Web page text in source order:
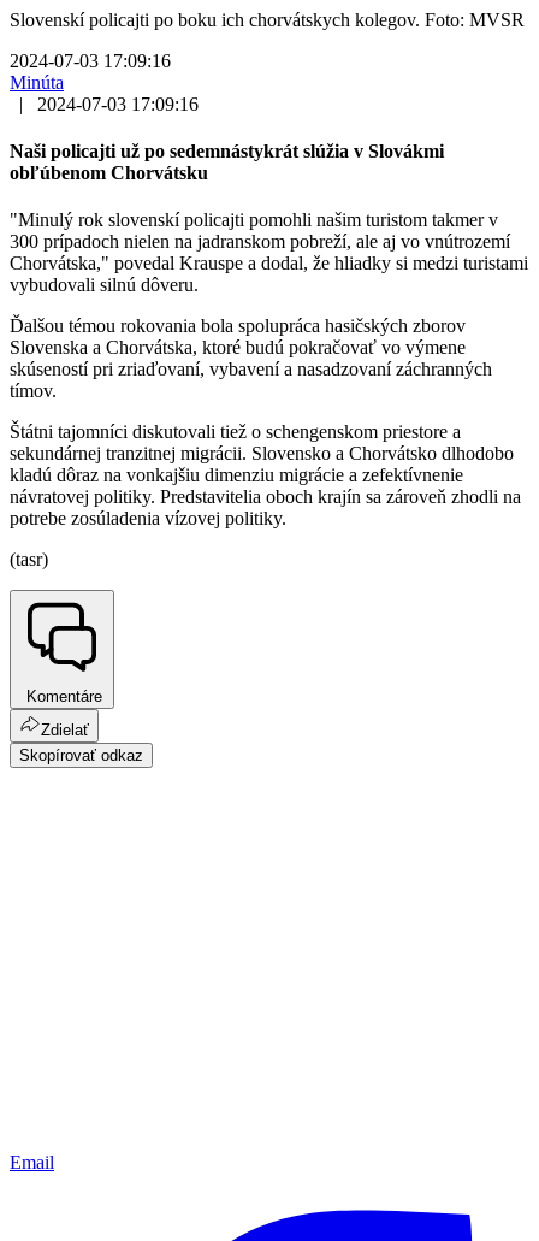
Slovenskí policajti po boku ich chorvátskych kolegov. Foto: MVSR
2024-07-03 17:09:16
Minúta
|
2024-07-03 17:09:16
Naši policajti už po sedemnástykrát slúžia v Slovákmi
obľúbenom Chorvátsku
"Minulý rok slovenskí policajti pomohli našim turistom takmer v
300 prípadoch nielen na jadranskom pobreží, ale aj vo vnútrozemí
Chorvátska," povedal Krauspe a dodal, že hliadky si medzi turistami
vybudovali silnú dôveru.
Ďalšou témou rokovania bola spolupráca hasičských zborov
Slovenska a Chorvátska, ktoré budú pokračovať vo výmene
skúseností pri zriaďovaní, vybavení a nasadzovaní záchranných
tímov.
Štátni tajomníci diskutovali tiež o schengenskom priestore a
sekundárnej tranzitnej migrácii. Slovensko a Chorvátsko dlhodobo
kladú dôraz na vonkajšiu dimenziu migrácie a zefektívnenie
návratovej politiky. Predstavitelia oboch krajín sa zároveň zhodli na
potrebe zosúladenia vízovej politiky.
(tasr)
Komentáre
Zdielať
Skopírovať odkaz
Email